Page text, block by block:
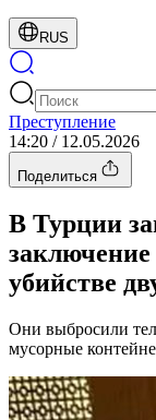
RUS
Преступление
14:20 / 12.05.2026
Поделиться
В Турции
убийстве
Они выбросили
мусорные